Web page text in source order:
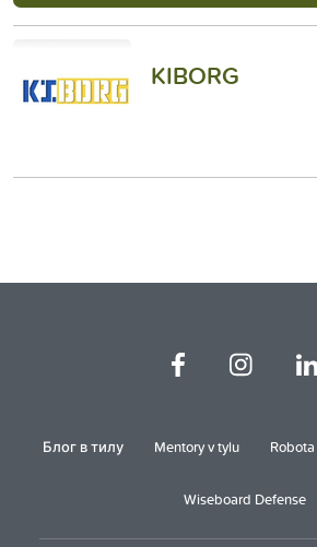
KIBORG
Блог в тилу Mentory v tylu
Wiseboard Defense